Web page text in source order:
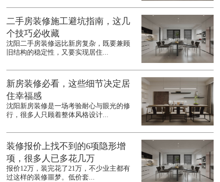
二手房装修施工避坑指南，这几
个技巧必收藏
沈阳二手房装修远比新房复杂，既要兼顾
旧结构的稳定性，又要实现居住...
新房装修必看，这些细节决定居
住幸福感
沈阳新房装修是一场考验耐心与眼光的修
行，很多人只顾着整体风格设计...
装修报价上找不到的6项隐形增
项，很多人已多花几万
报价12万，装完花了21万，不少业主都有
过这样的装修噩梦。低价套...